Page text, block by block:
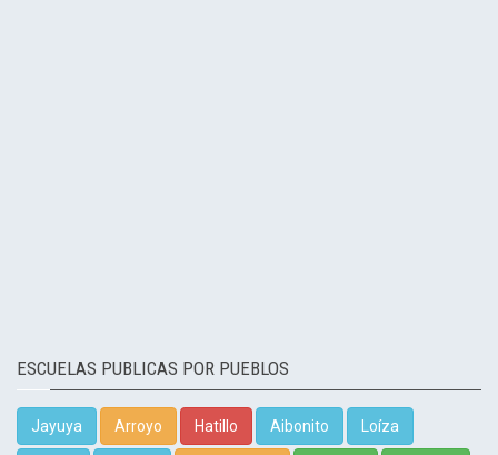
ESCUELAS PUBLICAS POR PUEBLOS
Jayuya Arroyo Hatillo Aibonito Loíza